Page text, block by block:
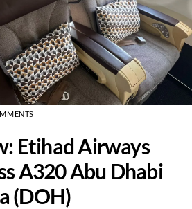
Etihad Airways
A320 Abu Dhabi
(DOH)